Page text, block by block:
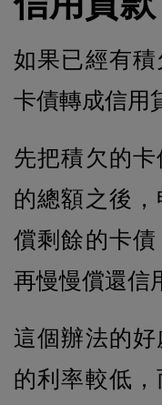
如果已經有
卡債轉成信用
先把積欠的
的總額之後，
償剩餘的卡
再慢慢償還信
這個辦法的
的利率較低